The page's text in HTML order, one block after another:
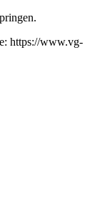
https://www.vg-